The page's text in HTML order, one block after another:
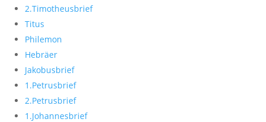
2.Timotheusbrief
Titus
Philemon
Hebräer
Jakobusbrief
1.Petrusbrief
2.Petrusbrief
1.Johannesbrief